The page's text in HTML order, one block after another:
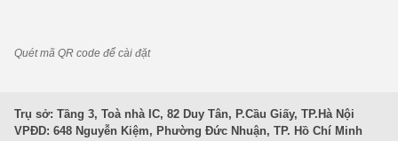
Quét mã QR code để cài đặt
Trụ sở: Tầng 3, Toà nhà IC, 82 Duy Tân, P.Cầu Giấy, TP.Hà Nội
VPĐD: 648 Nguyễn Kiệm, Phường Đức Nhuận, TP. Hồ Chí Minh